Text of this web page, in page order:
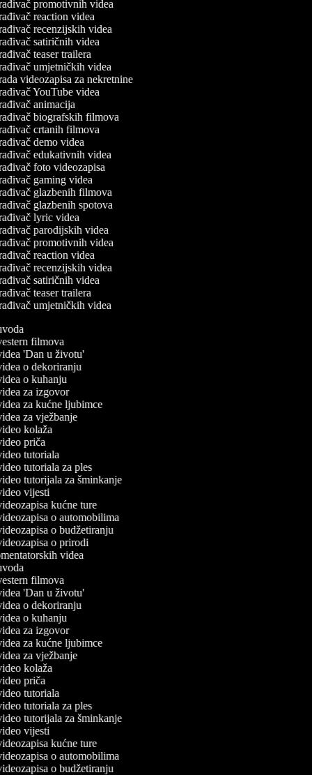
promotivnih videa
reaction videa
recenzijskih videa
satiričnih videa
teaser trailera
umjetničkih videa
videozapisa za nekretnine
YouTube videa
animacija
biografskih filmova
crtanih filmova
demo videa
edukativnih videa
foto videozapisa
gaming videa
glazbenih filmova
glazbenih spotova
lyric videa
parodijskih videa
promotivnih videa
reaction videa
recenzijskih videa
satiričnih videa
teaser trailera
umjetničkih videa
filmova
'Dan u životu'
o dekoriranju
o kuhanju
za izgovor
za kućne ljubimce
za vježbanje
kolaža
priča
tutoriala
tutoriala za ples
tutorijala za šminkanje
vijesti
kućne ture
o automobilima
o budžetiranju
o prirodi
videa
filmova
'Dan u životu'
o dekoriranju
o kuhanju
za izgovor
za kućne ljubimce
za vježbanje
kolaža
priča
tutoriala
tutoriala za ples
tutorijala za šminkanje
vijesti
kućne ture
o automobilima
o budžetiranju